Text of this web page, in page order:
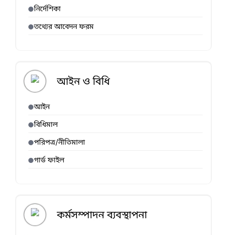
নির্দেশিকা
তথ্যের আবেদন ফরম
আইন ও বিধি
আইন
বিধিমাল
পরিপত্র/নীতিমালা
গার্ড ফাইল
কর্মসম্পাদন ব্যবস্থাপনা